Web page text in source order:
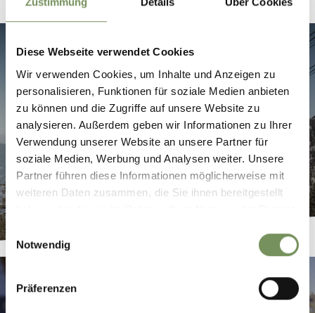
Diese Webseite verwendet Cookies
Wir verwenden Cookies, um Inhalte und Anzeigen zu
personalisieren, Funktionen für soziale Medien anbieten
zu können und die Zugriffe auf unsere Website zu
analysieren. Außerdem geben wir Informationen zu Ihrer
Verwendung unserer Website an unsere Partner für
soziale Medien, Werbung und Analysen weiter. Unsere
Partner führen diese Informationen möglicherweise mit
weiteren Daten zusammen, die Sie ihnen bereitgestellt
Einwilligungsauswahl
Notwendig
Präferenzen